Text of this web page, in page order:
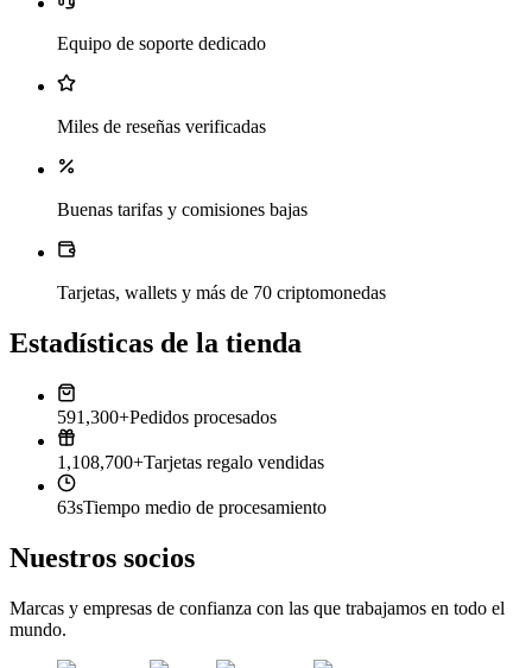
Equipo de soporte dedicado
Miles de reseñas verificadas
Buenas tarifas y comisiones bajas
Tarjetas, wallets y más de 70 criptomonedas
Estadísticas de la tienda
591,300+Pedidos procesados
1,108,700+Tarjetas regalo vendidas
63sTiempo medio de procesamiento
Nuestros socios
Marcas y empresas de confianza con las que trabajamos en todo el
mundo.